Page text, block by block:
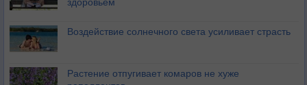
Воздействие солнечного света усиливает страсть
Растение отпугивает комаров не хуже